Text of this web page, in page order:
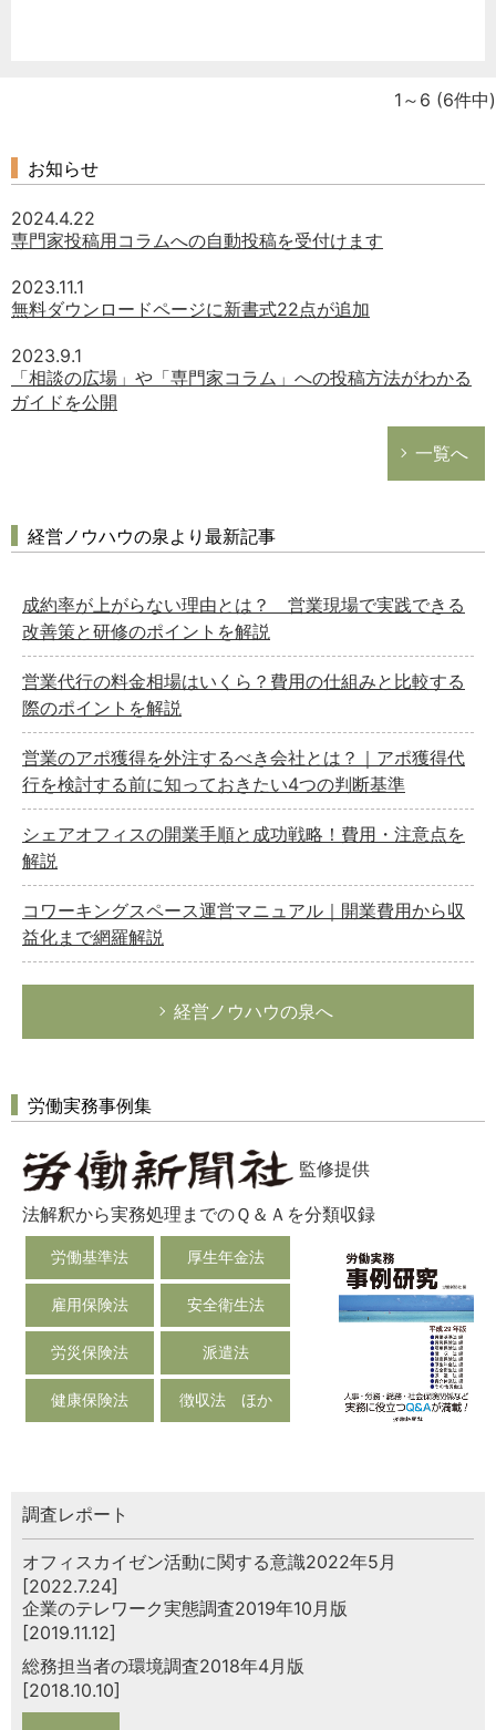
1～6 (6件中)
お知らせ
2024.4.22
専門家投稿用コラムへの自動投稿を受付けます
2023.11.1
無料ダウンロードページに新書式22点が追加
2023.9.1
「相談の広場」や「専門家コラム」への投稿方法がわかる
ガイドを公開
一覧へ
経営ノウハウの泉より最新記事
成約率が上がらない理由とは？ 営業現場で実践できる
改善策と研修のポイントを解説
営業代行の料金相場はいくら？費用の仕組みと比較する
際のポイントを解説
営業のアポ獲得を外注するべき会社とは？｜アポ獲得代
行を検討する前に知っておきたい4つの判断基準
シェアオフィスの開業手順と成功戦略！費用・注意点を
解説
コワーキングスペース運営マニュアル｜開業費用から収
益化まで網羅解説
経営ノウハウの泉へ
労働実務事例集
監修提供
法解釈から実務処理までのＱ＆Ａを分類収録
労働基準法 厚生年金法
雇用保険法 安全衛生法
労災保険法 派遣法
健康保険法 徴収法 ほか
調査レポート
オフィスカイゼン活動に関する意識2022年5月
[2022.7.24]
企業のテレワーク実態調査2019年10月版
[2019.11.12]
総務担当者の環境調査2018年4月版
[2018.10.10]